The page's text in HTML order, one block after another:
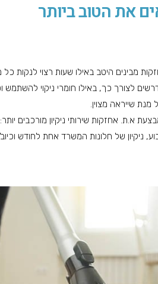
את הטוב ביותר
מבינים היטב באילו שעות רצוי לנקות
לצורך כך, באילו חומרי ניקוי להשתמש
מנת שייראה מצוין.
א.ת. אחזקות שירותי ניקיון מורכבים יותר:
ניקיון של חלונות המשרד אחת לחודש